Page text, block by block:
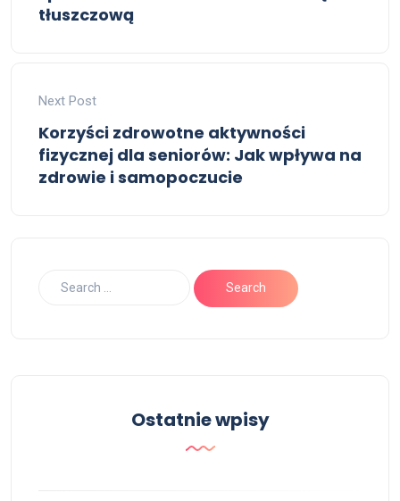
tłuszczową
Next Post
Korzyści zdrowotne aktywności
fizycznej dla seniorów: Jak wpływa na
zdrowie i samopoczucie
Ostatnie wpisy